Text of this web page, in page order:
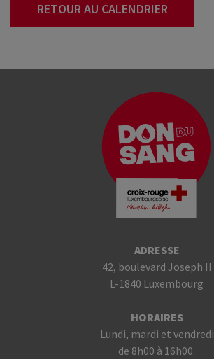
RETOUR AU CALENDRIER
ADRESSE
42, boulevard Joseph II
L-1840 Luxembourg
HORAIRES
Lundi, mardi et vendredi
de 8h00 à 16h00.